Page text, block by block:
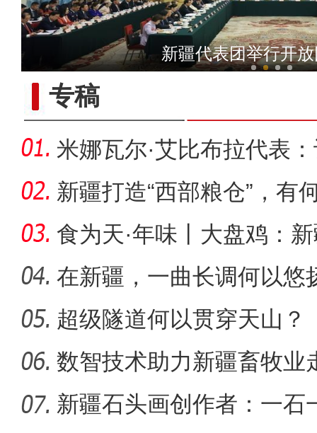
【与你为邻】乌兹小哥中国
【与你为邻】乌兹别克斯坦
新疆代表团举行开
专稿
米娜瓦尔·艾比布拉代表
字“活
新疆打造“西部粮仓”，有
食为天·年味丨大盘鸡：
味担当
在新疆，一曲长调何以悠
超级隧道何以贯穿天山？
数智技术助力新疆畜牧业
新疆石头画创作者：一石